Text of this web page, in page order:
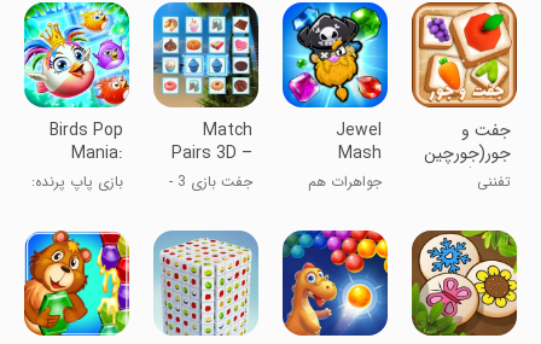
جفت و
جور(جورچین
عکس)
تفننی
Jewel
Mash
جواهرات هم
Match
Pairs 3D –
Matching جفت بازی 3 -
Birds Pop
Mania:
Match 3
Games
بازی پاپ پرنده:
مطابقت ۳